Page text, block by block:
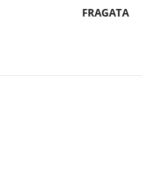
FRAGATA